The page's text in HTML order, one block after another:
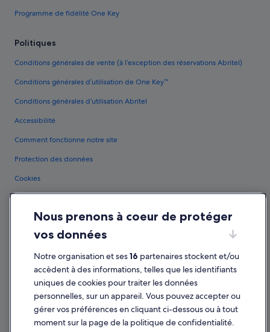
Programme de fidélité One Key
Politiques
Conditions générales de vente (à l’exception des réservations Abritel)
Conditions générales d’utilisation de One Key™
Conditions générales d’utilisation Abritel
Accessibilité
Comment fonctionne notre site
Protection des données
Cookies
Mentions légales / Nous contacter
Directives de contenu et signalement de contenus
Assistance
Annuler votre vol
Annuler une réservation d'hôtel ou de location de vacances
Nous prenons à coeur de protéger
vos données
Notre organisation et ses16 partenaires stockent et/ou
accèdent à des informations, telles que les identifiants
uniques de cookies pour traiter les données
personnelles, sur un appareil. Vous pouvez accepter ou
gérer vos préférences en cliquant ci-dessous ou à tout
moment sur la page de la politique de confidentialité.